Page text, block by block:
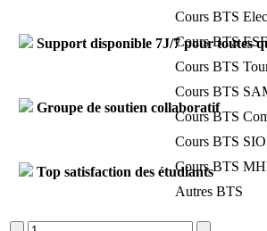
Cours BTS
Cours BTS
Cours BTS
Cours BTS
Cours BTS
Cours BTS
Cours BTS
Autres BTS
Support disponible 7J/7 pour toutes
Groupe de soutien collaboratif
Top satisfaction des étudiants